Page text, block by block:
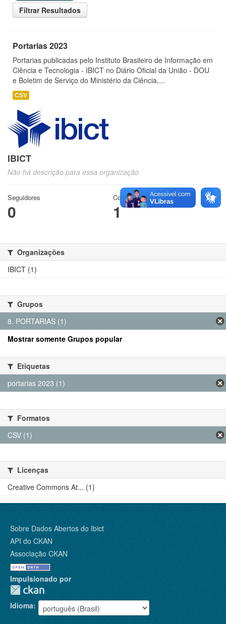
Filtrar Resultados
Portarias 2023
Portarias publicadas pelo Instituto Brasileiro de Informação em
Ciência e Tecnologia - IBICT no Diário Oficial da União - DOU
e Boletim de Serviço do Ministério da Ciência,...
CSV
IBICT
Não há descrição para essa organização
Seguidores
0
Conjuntos de dados
1
Organizações
IBICT (1)
Grupos
8. PORTARIAS (1)
Mostrar somente Grupos popular
Etiquetas
portarias 2023 (1)
Formatos
CSV (1)
Licenças
Creative Commons At... (1)
Sobre Dados Abertos do Ibict
API do CKAN
Associação CKAN
Impulsionado por
Idioma